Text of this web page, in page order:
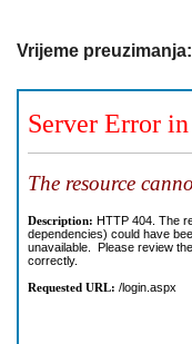
Vrijeme preuzimanja: